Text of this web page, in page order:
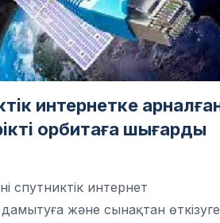
интернетке
орбитаға шығарды
спутниктік интернет
және сынақтан өткізуге